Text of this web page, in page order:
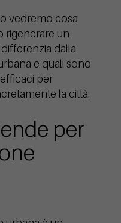
vedremo cosa
rigenerare un
dalla
e quali sono
per
la città.
per